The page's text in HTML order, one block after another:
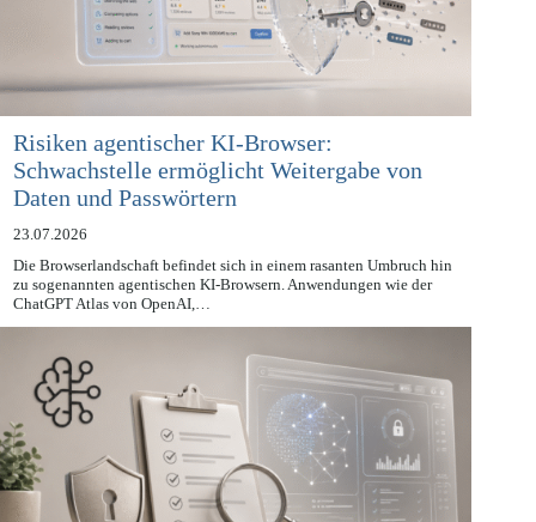
Risiken agentischer KI-Browser:
Schwachstelle ermöglicht Weitergabe von
Daten und Passwörtern
23.07.2026
Die Browserlandschaft befindet sich in einem rasanten Umbruch hin
zu sogenannten agentischen KI-Browsern. Anwendungen wie der
ChatGPT Atlas von OpenAI,…